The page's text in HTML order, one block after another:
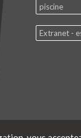
piscine
Extranet -